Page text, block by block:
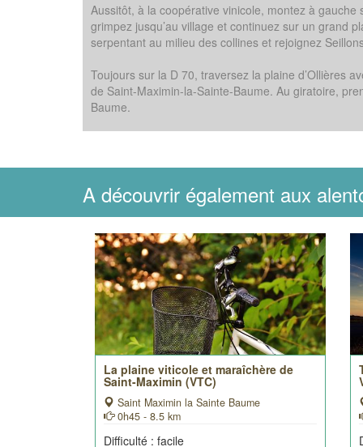
Aussitôt, à la coopérative vinicole, montez à
grimpez jusqu’au village et continuez sur un grand
serpentant au milieu des collines et rejoignez
Toujours sur la D 70, traversez la plaine d’Ollières
de Saint-Maximin-la-Sainte-Baume. Au giratoire,
Baume.
A découvrir également aux
La plaine viticole et maraîchère de
Saint-Maximin (VTC)
Saint Maximin la Sainte Baume
0h45 - 8.5 km
Difficulté : facile